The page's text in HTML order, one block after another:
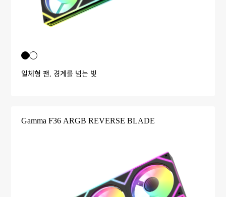
일체형 팬, 경계를 넘는 빛
Gamma F36 ARGB REVERSE BLADE